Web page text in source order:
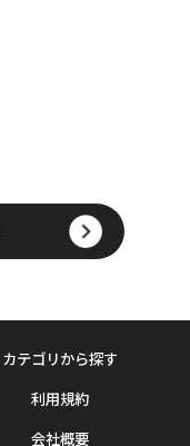
カテゴリから探す
利用規約
会社概要